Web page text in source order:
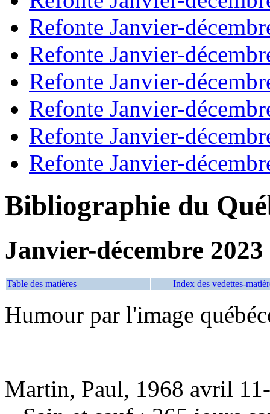
Refonte Janvier-
Refonte Janvier-
Refonte Janvier-
Refonte Janvier-
Refonte Janvier-
Refonte Janvier-
Bibliographie du
Janvier-décembre 2023
Table des matières Index des vedettes-
Humour par l'image
Martin, Paul, 1968 avril